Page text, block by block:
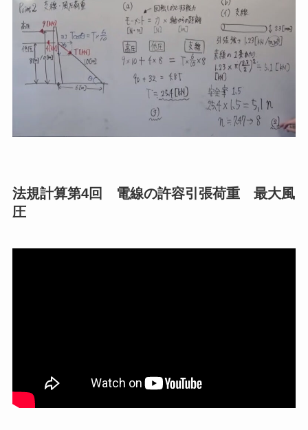
法規計算第4回 電線の許容引張荷重 最大風
圧